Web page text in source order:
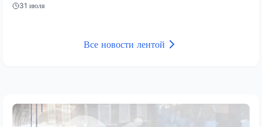
31 июля
Все новости лентой